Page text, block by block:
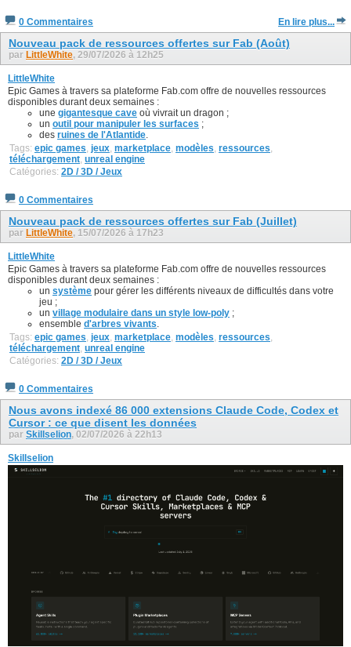
0 Commentaires En lire plus...
Nouveau pack de ressources offertes sur Fab (Août)
par LittleWhite, 29/07/2026 à 12h25
LittleWhite
Epic Games à travers sa plateforme Fab.com offre de nouvelles ressources
disponibles durant deux semaines :
une gigantesque cave où vivrait un dragon ;
un outil pour manipuler les surfaces ;
des ruines de l'Atlantide.
Tags: epic games jeux marketplace modèles ressources
téléchargement unreal engine
Catégories: 2D / 3D / Jeux
0 Commentaires
Nouveau pack de ressources offertes sur Fab (Juillet)
par LittleWhite, 15/07/2026 à 17h23
LittleWhite
Epic Games à travers sa plateforme Fab.com offre de nouvelles ressources
disponibles durant deux semaines :
un système pour gérer les différents niveaux de difficultés dans votre
jeu ;
un village modulaire dans un style low-poly ;
ensemble d'arbres vivants.
Tags: epic games jeux marketplace modèles ressources
téléchargement unreal engine
Catégories: 2D / 3D / Jeux
0 Commentaires
Nous avons indexé 86 000 extensions Claude Code, Codex et
Cursor : ce que disent les données
par Skillselion, 02/07/2026 à 22h13
Skillselion